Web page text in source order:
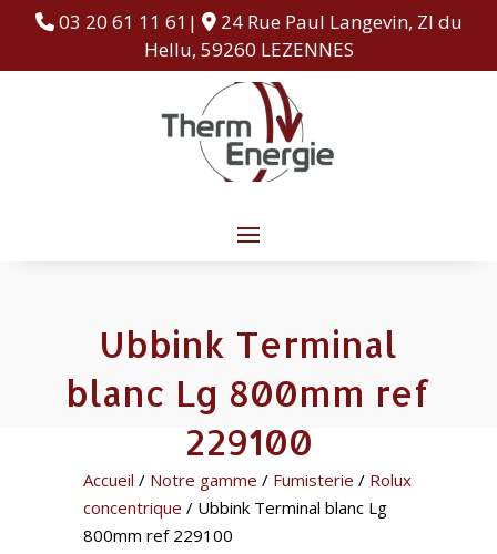
03 20 61 11 61|
24 Rue Paul Langevin, ZI du
Hellu, 59260 LEZENNES
Ubbink Terminal
blanc Lg 800mm ref
229100
Accueil / Notre gamme / Fumisterie / Rolux
concentrique / Ubbink Terminal blanc Lg
800mm ref 229100